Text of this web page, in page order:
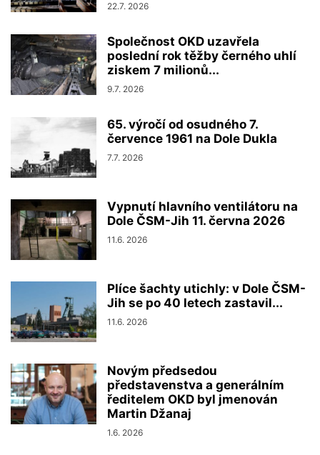
22.7. 2026
Společnost OKD uzavřela
poslední rok těžby černého uhlí
ziskem 7 milionů...
9.7. 2026
65. výročí od osudného 7.
července 1961 na Dole Dukla
7.7. 2026
Vypnutí hlavního ventilátoru na
Dole ČSM-Jih 11. června 2026
11.6. 2026
Plíce šachty utichly: v Dole ČSM-
Jih se po 40 letech zastavil...
11.6. 2026
Novým předsedou
představenstva a generálním
ředitelem OKD byl jmenován
Martin Džanaj
1.6. 2026